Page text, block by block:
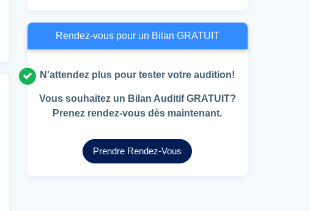
Rendez-vous pour un Bilan GRATUIT
N'attendez plus pour tester votre audition!
Vous souhaitez un Bilan Auditif GRATUIT?
Prenez rendez-vous dès maintenant.
Prendre Rendez-Vous